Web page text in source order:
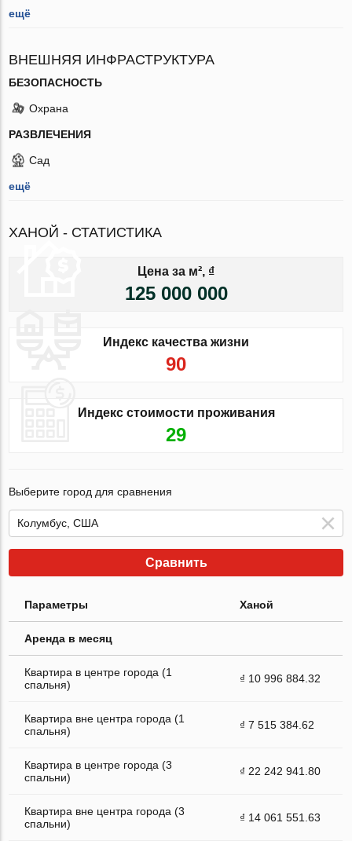
ещё
ВНЕШНЯЯ ИНФРАСТРУКТУРА
БЕЗОПАСНОСТЬ
Охрана
РАЗВЛЕЧЕНИЯ
Сад
ещё
ХАНОЙ - СТАТИСТИКА
Цена за м², ₫
125 000 000
Индекс качества жизни
90
Индекс стоимости проживания
29
Выберите город для сравнения
Сравнить
Параметры Ханой
Аренда в месяц
Квартира в центре города (1
спальня)
₫ 10 996 884.32
Квартира вне центра города (1
спальня)
₫ 7 515 384.62
Квартира в центре города (3
спальни)
₫ 22 242 941.80
Квартира вне центра города (3
спальни)
₫ 14 061 551.63